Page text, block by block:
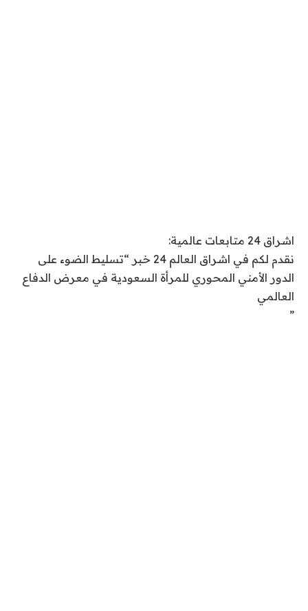
اشراق 24 متابعات عالمية:
نقدم لكم في اشراق العالم 24 خبر “تسليط الضوء على
الدور الأمني ​​المحوري للمرأة السعودية في معرض الدفاع
العالمي
”